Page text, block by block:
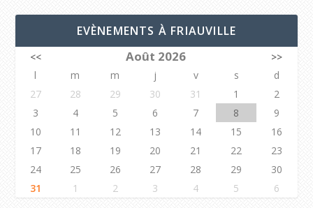
EVÈNEMENTS À FRIAUVILLE
<< Août 2026
>>
l
m m j v s
d
27
28 29 30 31 1
2
3
4 5 6 7 8
9
10
11 12 13 14 15
16
17
18 19 20 21 22
23
24
25 26 27 28 29
30
31
1 2 3 4 5 6